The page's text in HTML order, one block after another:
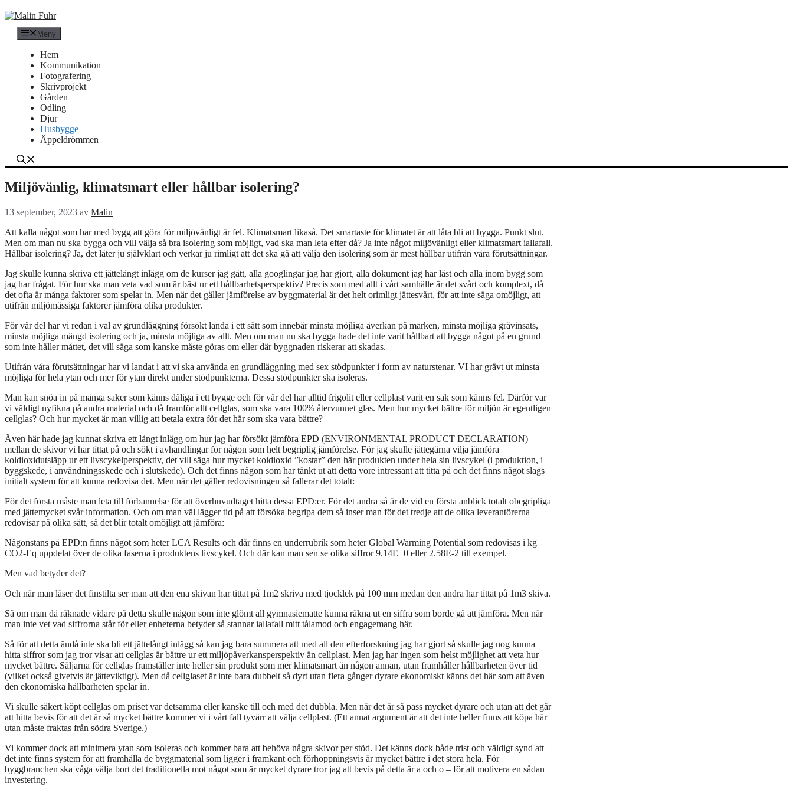
Hoppa
till
innehåll Meny
Hem
Kommunikation
Fotografering
Skrivprojekt
Gården
Odling
Djur
Husbygge
Äppeldrömmen
Miljövänlig, klimatsmart eller hållbar isolering?
13 september, 2023 av Malin
Att kalla något som har med bygg att göra för miljövänligt är fel. Klimatsmart likaså. Det smartaste för klimatet är att låta bli att bygga. Punkt slut.
Men om man nu ska bygga och vill välja så bra isolering som möjligt, vad ska man leta efter då? Ja inte något miljövänligt eller klimatsmart iallafall.
Hållbar isolering? Ja, det låter ju självklart och verkar ju rimligt att det ska gå att välja den isolering som är mest hållbar utifrån våra förutsättningar.
Jag skulle kunna skriva ett jättelångt inlägg om de kurser jag gått, alla googlingar jag har gjort, alla dokument jag har läst och alla inom bygg som
jag har frågat. För hur ska man veta vad som är bäst ur ett hållbarhetsperspektiv? Precis som med allt i vårt samhälle är det svårt och komplext, då
det ofta är många faktorer som spelar in. Men när det gäller jämförelse av byggmaterial är det helt orimligt jättesvårt, för att inte säga omöjligt, att
utifrån miljömässiga faktorer jämföra olika produkter.
För vår del har vi redan i val av grundläggning försökt landa i ett sätt som innebär minsta möjliga åverkan på marken, minsta möjliga grävinsats,
minsta möjliga mängd isolering och ja, minsta möjliga av allt. Men om man nu ska bygga hade det inte varit hållbart att bygga något på en grund
som inte håller måttet, det vill säga som kanske måste göras om eller där byggnaden riskerar att skadas.
Utifrån våra förutsättningar har vi landat i att vi ska använda en grundläggning med sex stödpunkter i form av naturstenar. VI har grävt ut minsta
möjliga för hela ytan och mer för ytan direkt under stödpunkterna. Dessa stödpunkter ska isoleras.
Man kan snöa in på många saker som känns dåliga i ett bygge och för vår del har alltid frigolit eller cellplast varit en sak som känns fel. Därför var
vi väldigt nyfikna på andra material och då framför allt cellglas, som ska vara 100% återvunnet glas. Men hur mycket bättre för miljön är egentligen
cellglas? Och hur mycket är man villig att betala extra för det här som ska vara bättre?
Även här hade jag kunnat skriva ett långt inlägg om hur jag har försökt jämföra EPD (ENVIRONMENTAL PRODUCT DECLARATION)
mellan de skivor vi har tittat på och sökt i avhandlingar för någon som helt begriplig jämförelse. För jag skulle jättegärna vilja jämföra
koldioxidutsläpp ur ett livscykelperspektiv, det vill säga hur mycket koldioxid ”kostar” den här produkten under hela sin livscykel (i produktion, i
byggskede, i användningsskede och i slutskede). Och det finns någon som har tänkt ut att detta vore intressant att titta på och det finns något slags
initialt system för att kunna redovisa det. Men när det gäller redovisningen så fallerar det totalt:
För det första måste man leta till förbannelse för att överhuvudtaget hitta dessa EPD:er. För det andra så är de vid en första anblick totalt obegripliga
med jättemycket svår information. Och om man väl lägger tid på att försöka begripa dem så inser man för det tredje att de olika leverantörerna
redovisar på olika sätt, så det blir totalt omöjligt att jämföra:
Någonstans på EPD:n finns något som heter LCA Results och där finns en underrubrik som heter Global Warming Potential som redovisas i kg
CO2-Eq uppdelat över de olika faserna i produktens livscykel. Och där kan man sen se olika siffror 9.14E+0 eller 2.58E-2 till exempel.
Men vad betyder det?
Och när man läser det finstilta ser man att den ena skivan har tittat på 1m2 skriva med tjocklek på 100 mm medan den andra har tittat på 1m3 skiva.
Så om man då räknade vidare på detta skulle någon som inte glömt all gymnasiematte kunna räkna ut en siffra som borde gå att jämföra. Men när
man inte vet vad siffrorna står för eller enheterna betyder så stannar iallafall mitt tålamod och engagemang här.
Så för att detta ändå inte ska bli ett jättelångt inlägg så kan jag bara summera att med all den efterforskning jag har gjort så skulle jag nog kunna
hitta siffror som jag tror visar att cellglas är bättre ur ett miljöpåverkansperspektiv än cellplast. Men jag har ingen som helst möjlighet att veta hur
mycket bättre. Säljarna för cellglas framställer inte heller sin produkt som mer klimatsmart än någon annan, utan framhåller hållbarheten över tid
(vilket också givetvis är jätteviktigt). Men då cellglaset är inte bara dubbelt så dyrt utan flera gånger dyrare ekonomiskt känns det här som att även
den ekonomiska hållbarheten spelar in.
Vi skulle säkert köpt cellglas om priset var detsamma eller kanske till och med det dubbla. Men när det är så pass mycket dyrare och utan att det går
att hitta bevis för att det är så mycket bättre kommer vi i vårt fall tyvärr att välja cellplast. (Ett annat argument är att det inte heller finns att köpa här
utan måste fraktas från södra Sverige.)
Vi kommer dock att minimera ytan som isoleras och kommer bara att behöva några skivor per stöd. Det känns dock både trist och väldigt synd att
det inte finns system för att framhålla de byggmaterial som ligger i framkant och förhoppningsvis är mycket bättre i det stora hela. För
byggbranchen ska våga välja bort det traditionella mot något som är mycket dyrare tror jag att bevis på detta är a och o – för att motivera en sådan
investering.